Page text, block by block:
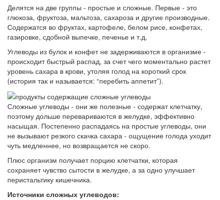
Делятся на две группы - простые и сложные. Первые - это
глюкоза, фруктоза, мальтоза, сахароза и другие производные.
Содержатся во фруктах, картофеле, белом рисе, конфетах,
газировке, сдобной выпечке, печенье и т.д.
Углеводы из булок и конфет не задерживаются в организме -
происходит быстрый распад, за счет чего моментально растет
уровень сахара в крови, утоляя голод на короткий срок
(история так и называется: “перебить аппетит”).
Сложные углеводы - они же полезные - содержат клетчатку,
поэтому дольше перевариваются в желудке, эффективно
насыщая. Постепенно распадаясь на простые углеводы, они
не вызывают резкого скачка сахара - ощущение голода уходит
чуть медленнее, но возвращается не скоро.
Плюс организм получает порцию клетчатки, которая
сохраняет чувство сытости в желудке, а за одно улучшает
перистальтику кишечника.
Источники сложных углеводов: